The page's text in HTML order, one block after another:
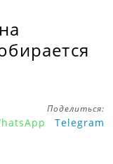
Поделиться:
Telegram